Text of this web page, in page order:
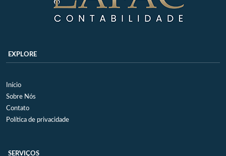
EXPLORE
Início
Sobre Nós
Contato
Política de privacidade
SERVIÇOS